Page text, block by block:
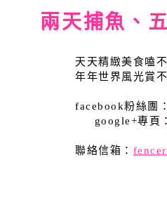
兩天捕魚、
天天精緻美食嗑
年年世界風光賞
facebook粉絲團：
google+專頁：
聯絡信箱：